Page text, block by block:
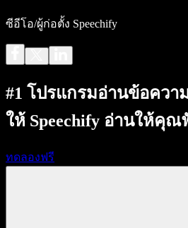
ซีอีโอ/ผู้ก่อตั้ง Speechify
#1 โปรแกรมอ่านข้อควา
ให้ Speechify อ่านให้คุณ
ทดลองฟรี